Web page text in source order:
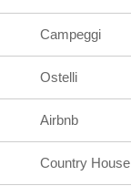
Campeggi
Ostelli
Airbnb
Country House